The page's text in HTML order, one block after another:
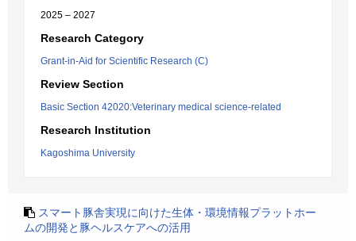
2025 – 2027
Research Category
Grant-in-Aid for Scientific Research (C)
Review Section
Basic Section 42020:Veterinary medical science-related
Research Institution
Kagoshima University
スマート豚舎実現に向けた生体・環境情報プラットホー
ムの開発と豚ヘルスケアへの活用